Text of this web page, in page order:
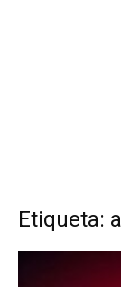
Etiqueta: